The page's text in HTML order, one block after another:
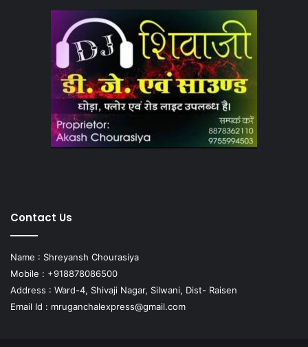
Contact Us
Name : Shreyansh Chourasiya
Mobile : +918878086500
Address : Ward-4, Shivaji Nagar, Silwani, Dist- Raisen
Email Id : mruganchalexpress@gmail.com